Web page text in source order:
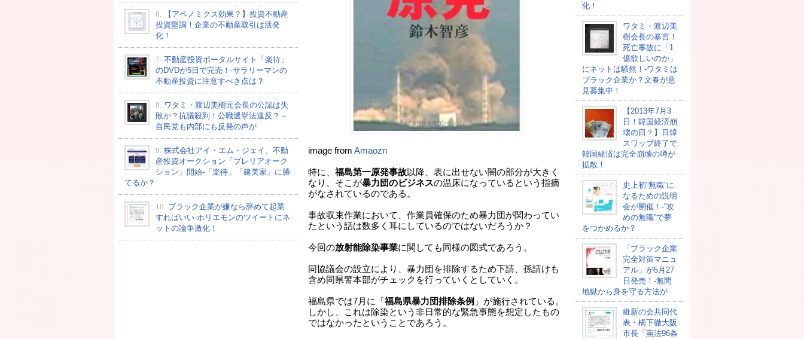
6.
【アベノミクス効果？】投資不動産
投資堅調！企業の不動産取引は活発
化！
7. 不動産投資ポータルサイト「楽待」
のDVDが5日で完売！-サラリーマンの
不動産投資に注意すべき点は？
8. ワタミ・渡辺美樹元会長の公認は失
敗か？抗議殺到！公職選挙法違反？－
自民党も内部にも反発の声が
9. 株式会社アイ・エム・ジェイ、不動
産投資オークション「プレリアオーク
ション」開始-「楽待」「建美家」に勝
てるか？
10. ブラック企業が嫌なら辞めて起業
すればいい-ホリエモンのツイートにネ
ットの論争激化！
image from Amaozn
特に、 福島第一原発事故以降、表に出せない闇の部分が大きく
なり、そこが暴力団のビジネスの温床になっているという指摘
がなされているのである。
事故収束作業において、作業員確保のため暴力団が関わってい
たという話は数多く耳にしているのではないだろうか？
今回の放射能除染事業に関しても同様の図式であろう。
同協議会の設立により、暴力団を排除するため下請、孫請けも
含め同県警本部がチェックを行っていくとしていく。
福島県では7月に「 福島県暴力団排除条例 」が施行されている。
しかし、これは除染という非日常的な緊急事態を想定したもの
ではなかったということであろう。
化！
ワタミ・渡辺美
樹会長の暴言！
死亡事故に「1
億欲しいのか」
にネットは騒然！-ワタミは
ブラック企業か？文春が意
見募集中！
【2013年7月3
日！韓国経済崩
壊の日？】日韓
スワップ終了で
韓国経済は完全崩壊の噂が
拡散！
史上初”無職”に
なるための説明
会が開催！-”攻
めの無職”で夢
をつかめるか？
「ブラック企業
完全対策マニュ
アル」が5月27
日発売！-無間
地獄から身を守る方法が
維新の会共同代
表・橋下徹大阪
市長「憲法96条